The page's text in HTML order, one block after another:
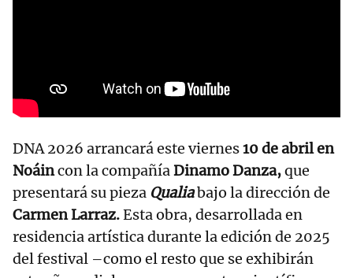
DNA 2026 arrancará este viernes10 de abril en
Noáincon la compañíaDinamo Danza,que
presentará su pieza Qualiabajo la dirección de
Carmen Larraz.Esta obra, desarrollada en
residencia artística durante la edición de 2025
del festival –como el resto que se exhibirán